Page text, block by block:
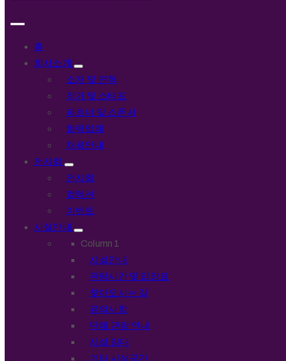
홈
회사소개
소개 및 연혁
작가 및 스태프
파트너 및 스폰서
협력업체
채용안내
전시회
전시회
컬렉션
이벤트
시설안내
Column 1
시설안내
관람시간 및 입장료
찾아오시는 길
유의사항
단체 관람 안내
시설 임대
기타 시설공간